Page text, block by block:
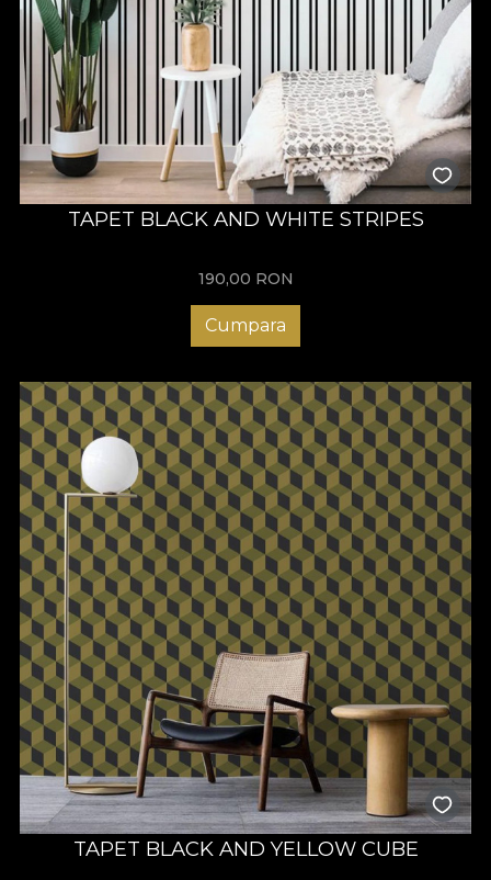
TAPET BLACK AND WHITE STRIPES
190,00 RON
Cumpara
TAPET BLACK AND YELLOW CUBE